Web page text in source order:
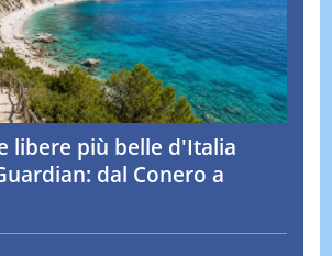
libere più belle d'Italia
dal Conero a